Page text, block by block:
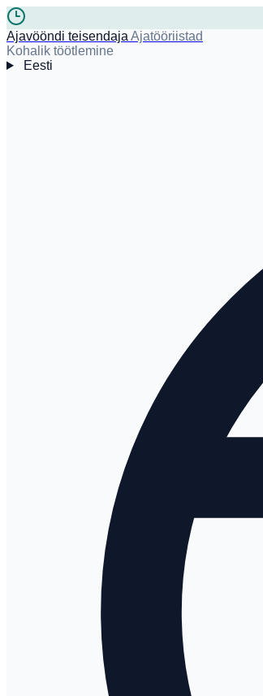
Ajavööndi teisendaja Ajatööriistad
Kohalik töötlemine
Eesti